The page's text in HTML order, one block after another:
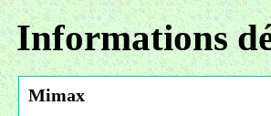
Informations
Mimax